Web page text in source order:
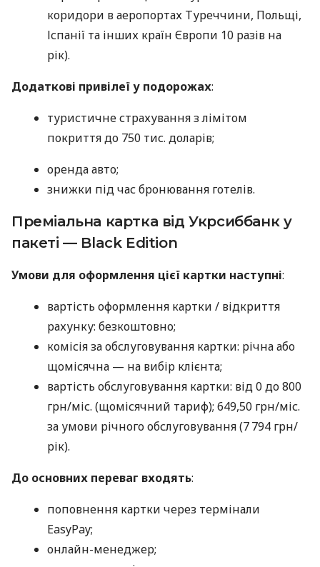
коридори в аеропортах Туреччини, Польщі,
Іспанії та інших країн Європи 10 разів на
рік).
Додаткові привілеї у подорожах:
туристичне страхування з лімітом
покриття до 750 тис. доларів;
оренда авто;
знижки під час бронювання готелів.
Преміальна картка від Укрсиббанк у
пакеті — Black Edition
Умови для оформлення цієї картки наступні:
вартість оформлення картки / відкриття
рахунку: безкоштовно;
комісія за обслуговування картки: річна або
щомісячна — на вибір клієнта;
вартість обслуговування картки: від 0 до 800
грн/міс. (щомісячний тариф); 649,50 грн/міс.
за умови річного обслуговування (7 794 грн/
рік).
До основних переваг входять:
поповнення картки через термінали
EasyPay;
онлайн-менеджер;